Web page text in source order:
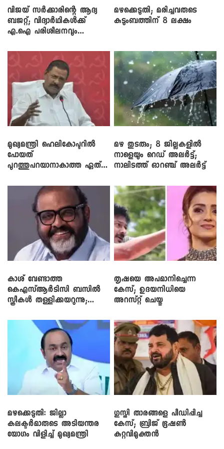
വിജയ് സർക്കാരിന്റെ ആദ്യ
ബജറ്റ്; വിദ്യാർഥികൾക്ക്
എ.ഐ പരിശീലനവും
മഴക്കെടുതി; മരിച്ചവരുടെ
കുടുംബത്തിന് 8 ലക്ഷം
മുഖ്യമന്ത്രി ഹെലികോപ്ടറിൽ
പോയത്
പുറത്തുപറയാനാകാത്ത ഏത്
മഴ തുടരും; 8 ജില്ലകളിൽ
നാളെയും റെഡ് അലർട്ട്;
നാലിടത്ത് ഓറഞ്ച് അലർട്ട്
കാശ് വേണ്ടാത്ത
കെഎസ്ആർടിസി ബസിൽ
സ്ത്രീകൾ തള്ളിക്കയറുന്നു;
തൃഷയെ അപമാനിച്ചെന്ന
കേസ്; ഉദയനിധിയെ
അറസ്റ്റ് ചെയ്തു
മഴക്കെടുതി: ജില്ലാ
കലക്ടർമാരുടെ അടിയന്തര
യോഗം വിളിച്ച് മുഖ്യമന്ത്രി
​ഗുസ്തി താരങ്ങളെ പീഡിപ്പിച്ച
കേസ്; ബ്രിജ് ഭൂഷൺ
കുറ്റവിമുക്തൻ